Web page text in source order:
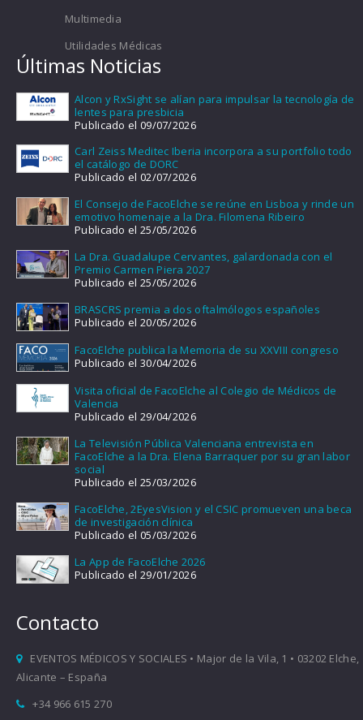
Multimedia
Utilidades Médicas
Últimas Noticias
Alcon y RxSight se alían para impulsar la tecnología de
lentes para presbicia
Publicado el 09/07/2026
Carl Zeiss Meditec Iberia incorpora a su portfolio todo
el catálogo de DORC
Publicado el 02/07/2026
El Consejo de FacoElche se reúne en Lisboa y rinde un
emotivo homenaje a la Dra. Filomena Ribeiro
Publicado el 25/05/2026
La Dra. Guadalupe Cervantes, galardonada con el
Premio Carmen Piera 2027
Publicado el 25/05/2026
BRASCRS premia a dos oftalmólogos españoles
Publicado el 20/05/2026
FacoElche publica la Memoria de su XXVIII congreso
Publicado el 30/04/2026
Visita oficial de FacoElche al Colegio de Médicos de
Valencia
Publicado el 29/04/2026
La Televisión Pública Valenciana entrevista en
FacoElche a la Dra. Elena Barraquer por su gran labor
social
Publicado el 25/03/2026
FacoElche, 2EyesVision y el CSIC promueven una beca
de investigación clínica
Publicado el 05/03/2026
La App de FacoElche 2026
Publicado el 29/01/2026
Contacto
EVENTOS MÉDICOS Y SOCIALES • Major de la Vila, 1 • 03202 Elche,
Alicante – España
+34 966 615 270